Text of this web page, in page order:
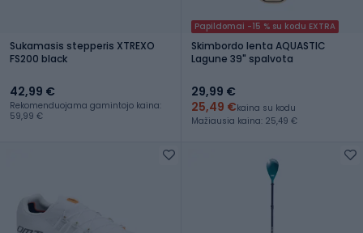
Sukamasis stepperis XTREXO
FS200 black
42,99 €
Rekomenduojama gamintojo kaina:
59,99 €
Papildomai -15 % su kodu EXTRA
Skimbordo lenta AQUASTIC
Lagune 39" spalvota
29,99 €
25,49 €kaina su kodu
Mažiausia kaina: 25,49 €